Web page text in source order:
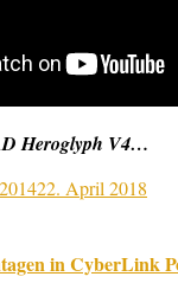
Heroglyph V4…
22. April 2018
in CyberLink